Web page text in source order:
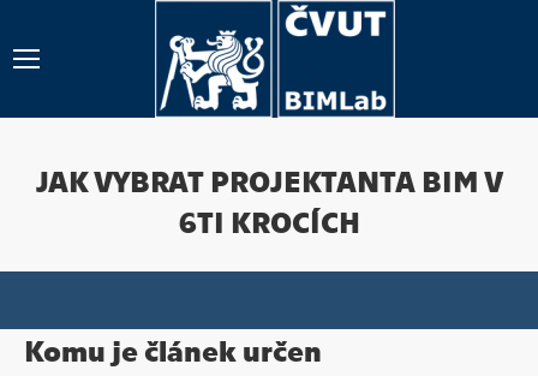
JAK VYBRAT PROJEKTANTA BIM V
6TI KROCÍCH
Komu je článek určen